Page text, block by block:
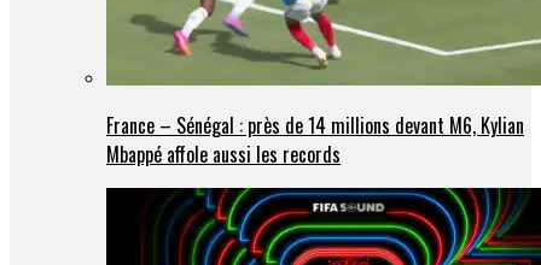
France – Sénégal : près de 14 millions devant M6, Kylian
Mbappé affole aussi les records